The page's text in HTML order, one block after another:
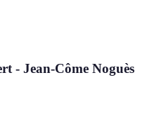
- Jean-Côme Noguès